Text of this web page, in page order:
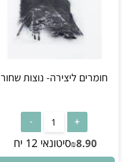
חומרים ליצירה- נוצות שחור
₪8.90 סיטונאי 12 יח